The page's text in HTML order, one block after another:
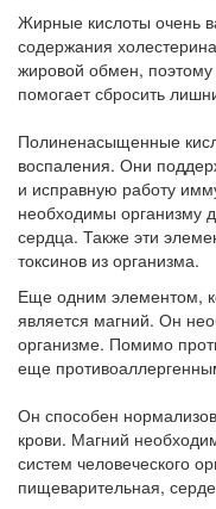
Жирные кислоты очень
содержания
жировой обмен,
помогает сбросить
Полиненасыщенные
воспаления. Они
и исправную работу
необходимы организму
сердца. Также эти
токсинов из организма.
Еще одним элементом,
является магний. Он
организме. Помимо
еще
Он способен
крови. Магний
систем человеческого
пищеварительная,